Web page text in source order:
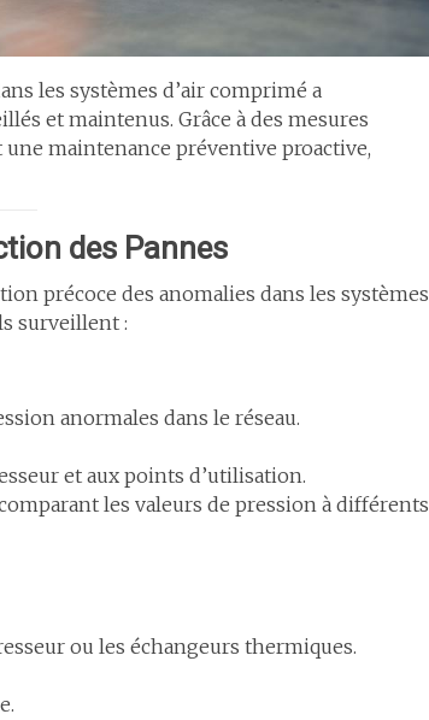
les systèmes d’air comprimé a
et maintenus. Grâce à des mesures
maintenance préventive proactive,
des Pannes
précoce des anomalies dans les systèmes
surveillent :
anormales dans le réseau.
et aux points d’utilisation.
les valeurs de pression à différents
ou les échangeurs thermiques.